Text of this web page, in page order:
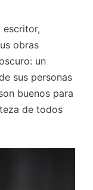
escritor,
obras
un
sus personas
buenos para
de todos